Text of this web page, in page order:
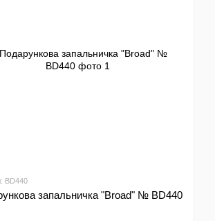
BD440
запальничка "Broad" № BD440